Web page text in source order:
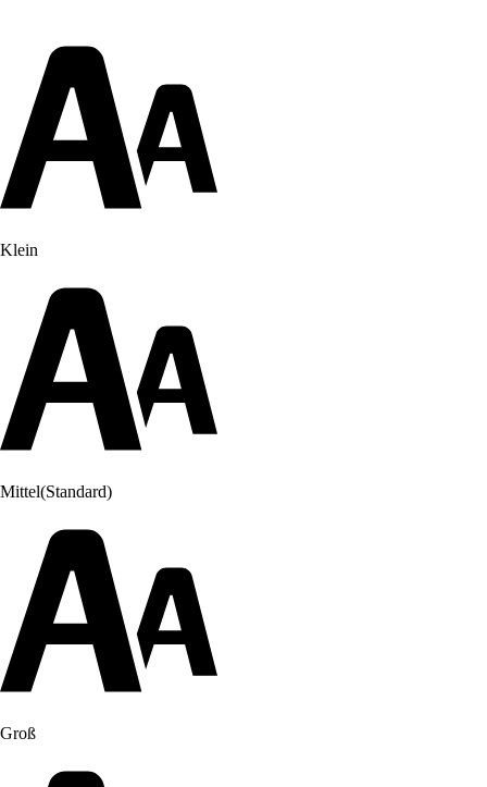
Klein
Mittel(Standard)
Groß